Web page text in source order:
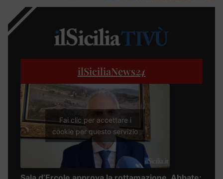
ilSiciliaNews24
Fai clic per accettare i
cookie per questo servizio